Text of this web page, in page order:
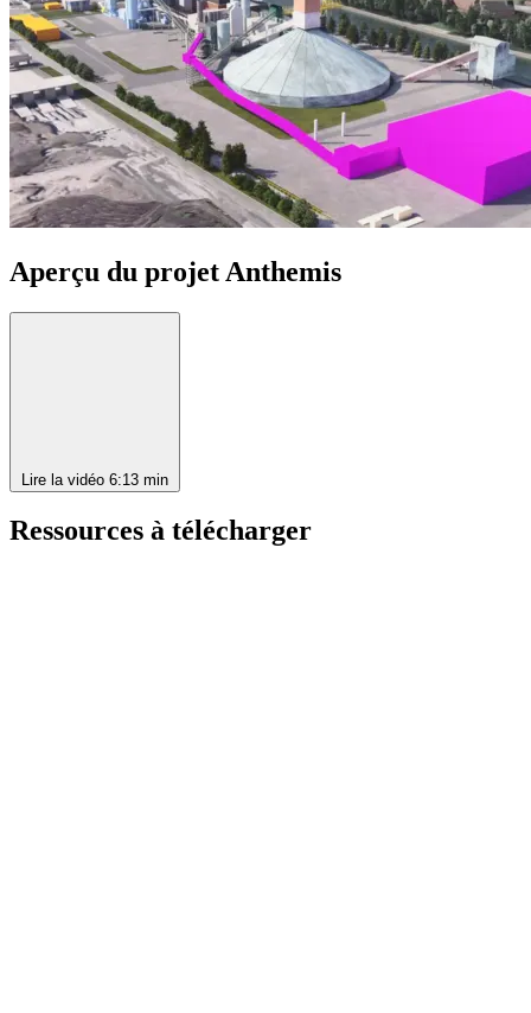
Aperçu du projet Anthemis
Lire la vidéo 6:13 min
Ressources à télécharger